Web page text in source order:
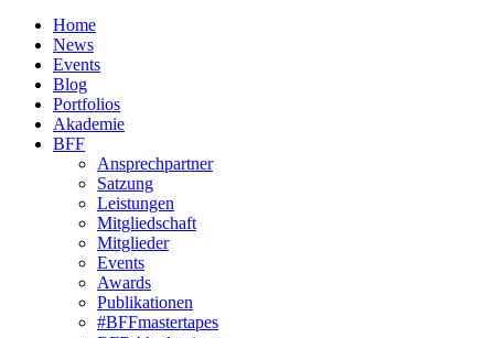
Home
News
Events
Blog
Portfolios
Akademie
BFF
Ansprechpartner
Satzung
Leistungen
Mitgliedschaft
Mitglieder
Events
Awards
Publikationen
#BFFmastertapes